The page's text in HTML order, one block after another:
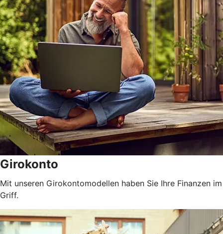
Girokonto
Mit unseren Girokontomodellen haben Sie Ihre Finanzen im
Griff.